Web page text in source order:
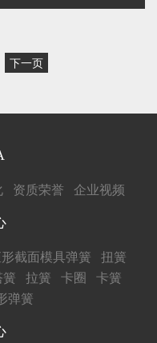
下一页
资质荣誉 企业视频
截面模具弹簧
扭簧
簧 拉簧 卡圈
卡簧
弹簧